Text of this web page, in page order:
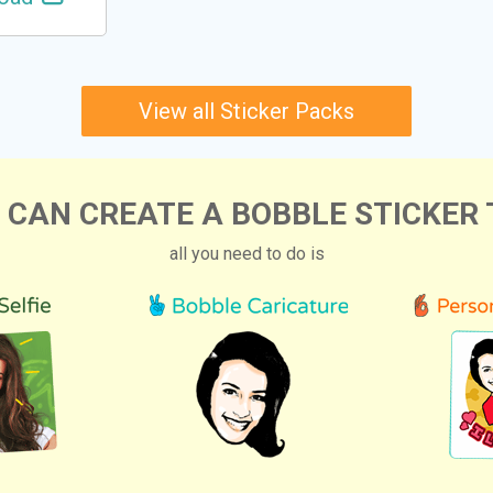
View all Sticker Packs
CAN CREATE A BOBBLE STICKER
all you need to do is